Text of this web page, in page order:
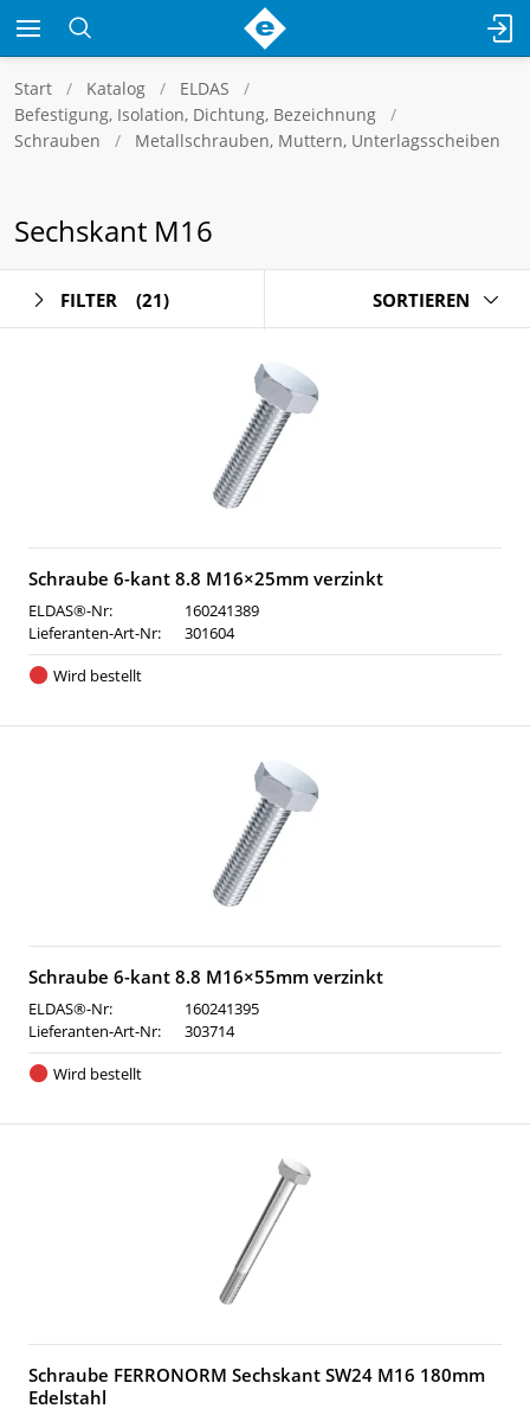
Start Katalog
ELDAS
Befestigung, Isolation, Dichtung, Bezeichnung
Schrauben
Metallschrauben, Muttern, Unterlagsscheiben
Sechskant M16
FILTER (21) SORTIEREN
Schraube 6-kant 8.8 M16×25mm verzinkt
ELDAS®-Nr:
160241389
Lieferanten-Art-Nr:
301604
Wird bestellt
Schraube 6-kant 8.8 M16×55mm verzinkt
ELDAS®-Nr:
160241395
Lieferanten-Art-Nr:
303714
Wird bestellt
Schraube FERRONORM Sechskant SW24 M16 180mm
Edelstahl